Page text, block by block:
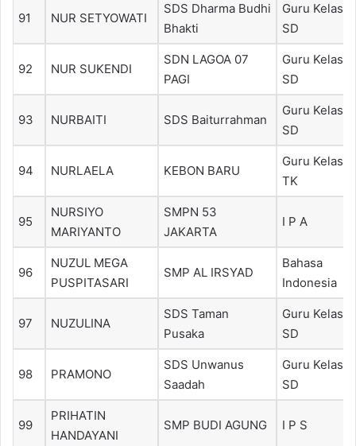
91 NUR SETYOWATI
SDS Dharma Budhi
Bhakti
Guru Kelas
SD
92 NUR SUKENDI
SDN LAGOA 07
PAGI
Guru Kelas
SD
93 NURBAITI SDS Baiturrahman
Guru Kelas
SD
94 NURLAELA KEBON BARU
Guru Kelas
TK
95
NURSIYO
MARIYANTO
SMPN 53
JAKARTA
I P A
96
NUZUL MEGA
PUSPITASARI
SMP AL IRSYAD
Bahasa
Indonesia
97 NUZULINA
SDS Taman
Pusaka
Guru Kelas
SD
98 PRAMONO
SDS Unwanus
Saadah
Guru Kelas
SD
99
PRIHATIN
HANDAYANI
SMP BUDI AGUNG I P S